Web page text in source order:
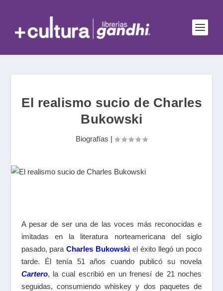
El realismo sucio de Charles
Bukowski
Biografías |
A pesar de ser una de las voces más reconocidas e
imitadas en la literatura norteamericana del siglo
pasado, paraCharles Bukowski el éxito llegó un poco
tarde. Él tenía 51 años cuando publicó su novela
Cartero, la cual escribió en un frenesí de 21 noches
seguidas, consumiendo whiskey y dos paquetes de